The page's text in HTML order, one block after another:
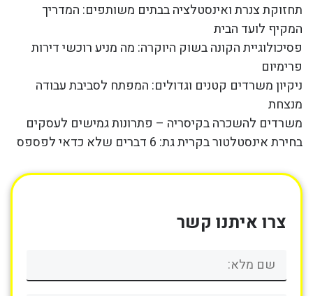
תחזוקת צנרת ואינסטלציה בבתים משותפים: המדריך
המקיף לועד הבית
פסיכולוגיית הקונה בשוק היוקרה: מה מניע רוכשי דירות
פרימיום
ניקיון משרדים קטנים וגדולים: המפתח לסביבת עבודה
מנצחת
משרדים להשכרה בקיסריה – פתרונות גמישים לעסקים
בחירת אינסטלטור בקרית גת: 6 דברים שלא כדאי לפספס
צרו איתנו קשר